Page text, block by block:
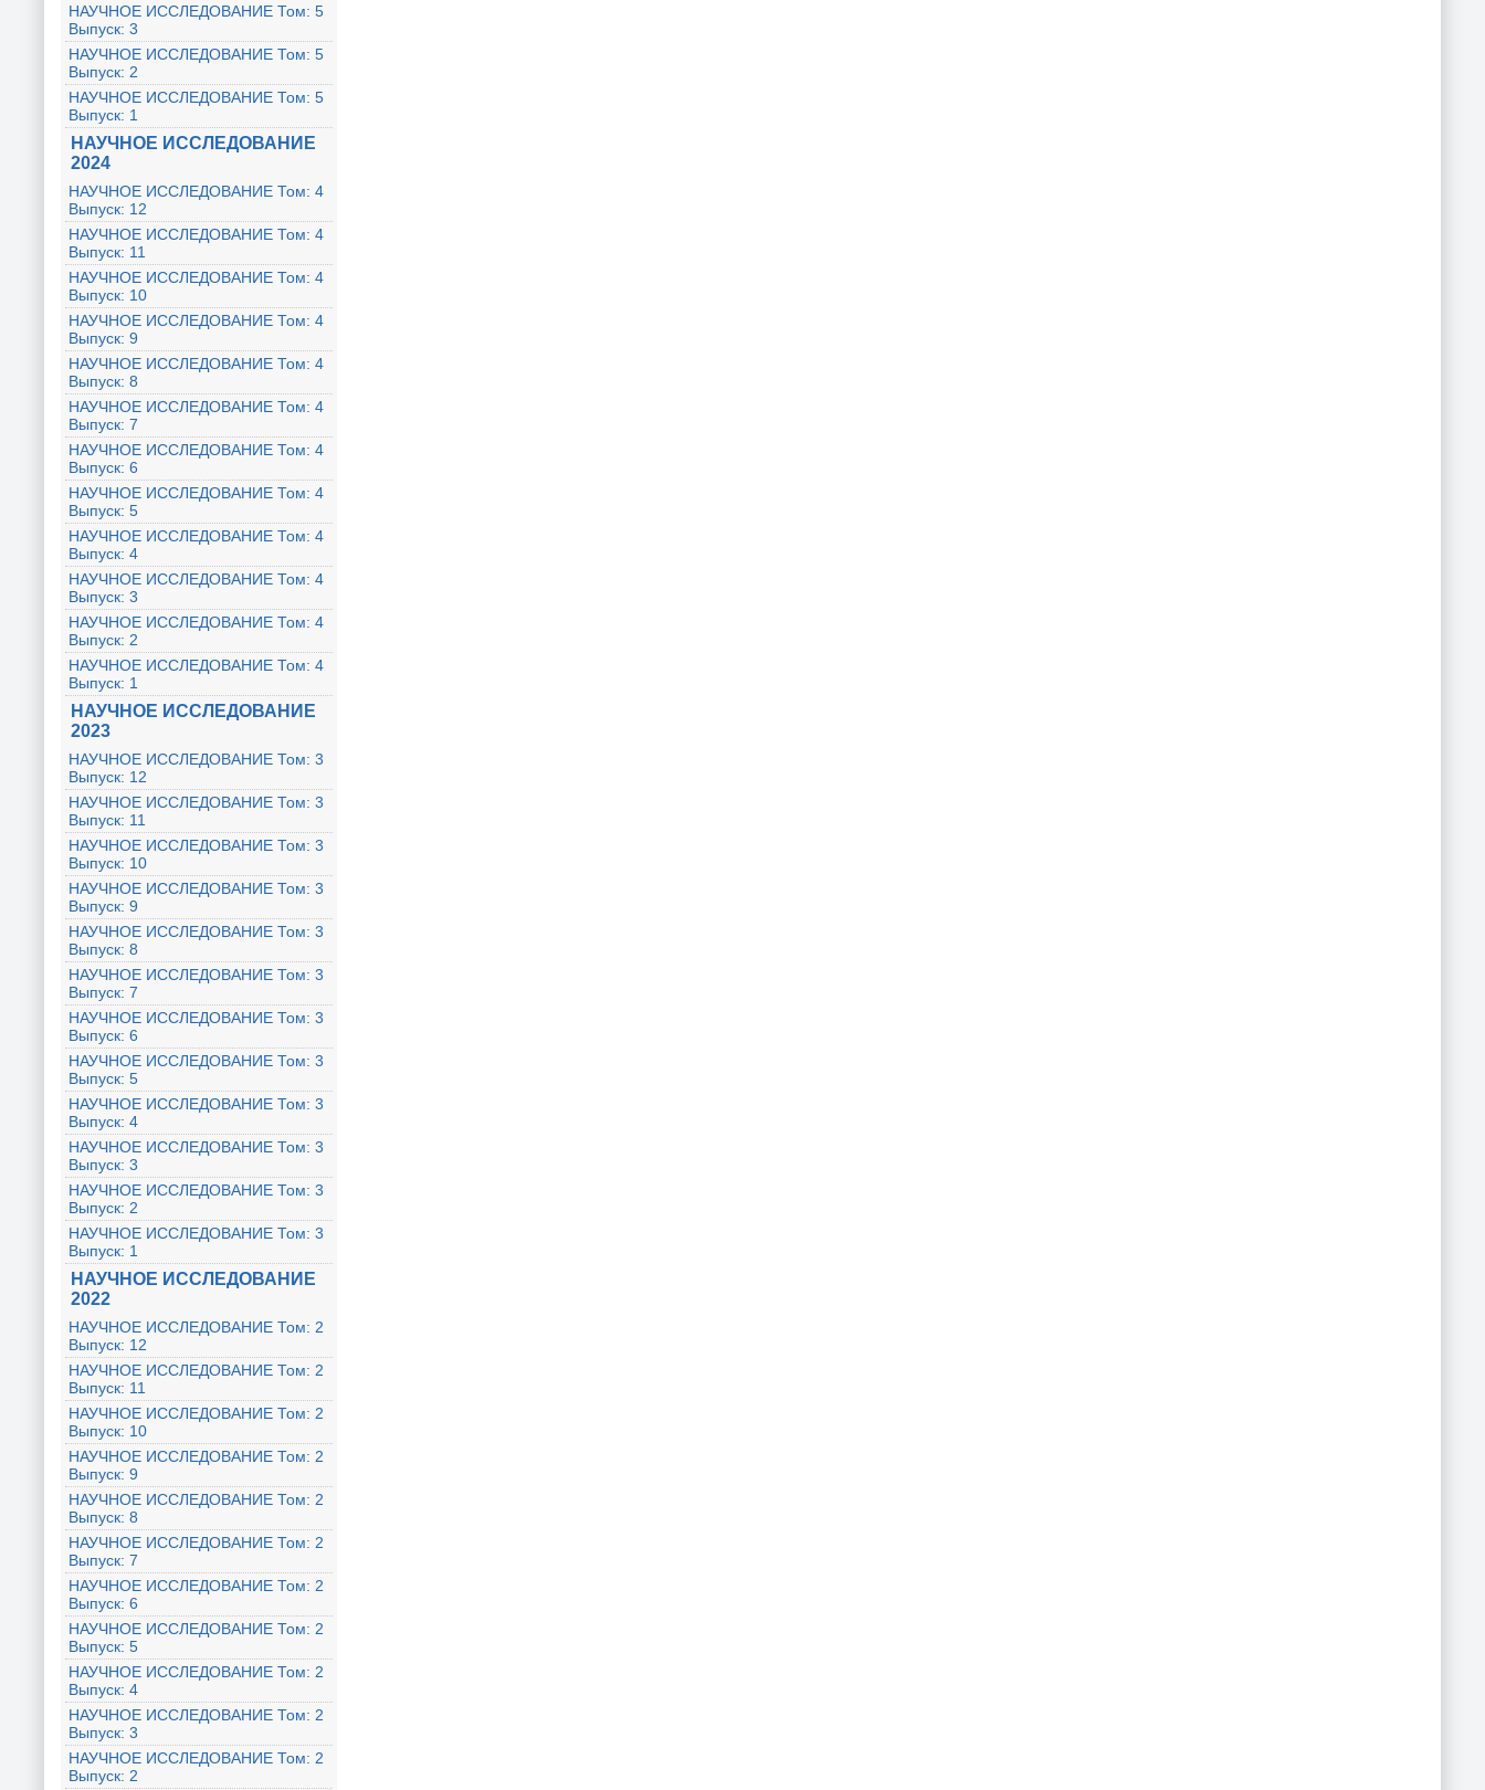
НАУЧНОЕ ИССЛЕДОВАНИЕ Том: 5
Выпуск: 3
НАУЧНОЕ ИССЛЕДОВАНИЕ Том: 5
Выпуск: 2
НАУЧНОЕ ИССЛЕДОВАНИЕ Том: 5
Выпуск: 1
НАУЧНОЕ ИССЛЕДОВАНИЕ
2024
НАУЧНОЕ ИССЛЕДОВАНИЕ Том: 4
Выпуск: 12
НАУЧНОЕ ИССЛЕДОВАНИЕ Том: 4
Выпуск: 11
НАУЧНОЕ ИССЛЕДОВАНИЕ Том: 4
Выпуск: 10
НАУЧНОЕ ИССЛЕДОВАНИЕ Том: 4
Выпуск: 9
НАУЧНОЕ ИССЛЕДОВАНИЕ Том: 4
Выпуск: 8
НАУЧНОЕ ИССЛЕДОВАНИЕ Том: 4
Выпуск: 7
НАУЧНОЕ ИССЛЕДОВАНИЕ Том: 4
Выпуск: 6
НАУЧНОЕ ИССЛЕДОВАНИЕ Том: 4
Выпуск: 5
НАУЧНОЕ ИССЛЕДОВАНИЕ Том: 4
Выпуск: 4
НАУЧНОЕ ИССЛЕДОВАНИЕ Том: 4
Выпуск: 3
НАУЧНОЕ ИССЛЕДОВАНИЕ Том: 4
Выпуск: 2
НАУЧНОЕ ИССЛЕДОВАНИЕ Том: 4
Выпуск: 1
НАУЧНОЕ ИССЛЕДОВАНИЕ
2023
НАУЧНОЕ ИССЛЕДОВАНИЕ Том: 3
Выпуск: 12
НАУЧНОЕ ИССЛЕДОВАНИЕ Том: 3
Выпуск: 11
НАУЧНОЕ ИССЛЕДОВАНИЕ Том: 3
Выпуск: 10
НАУЧНОЕ ИССЛЕДОВАНИЕ Том: 3
Выпуск: 9
НАУЧНОЕ ИССЛЕДОВАНИЕ Том: 3
Выпуск: 8
НАУЧНОЕ ИССЛЕДОВАНИЕ Том: 3
Выпуск: 7
НАУЧНОЕ ИССЛЕДОВАНИЕ Том: 3
Выпуск: 6
НАУЧНОЕ ИССЛЕДОВАНИЕ Том: 3
Выпуск: 5
НАУЧНОЕ ИССЛЕДОВАНИЕ Том: 3
Выпуск: 4
НАУЧНОЕ ИССЛЕДОВАНИЕ Том: 3
Выпуск: 3
НАУЧНОЕ ИССЛЕДОВАНИЕ Том: 3
Выпуск: 2
НАУЧНОЕ ИССЛЕДОВАНИЕ Том: 3
Выпуск: 1
НАУЧНОЕ ИССЛЕДОВАНИЕ
2022
НАУЧНОЕ ИССЛЕДОВАНИЕ Том: 2
Выпуск: 12
НАУЧНОЕ ИССЛЕДОВАНИЕ Том: 2
Выпуск: 11
НАУЧНОЕ ИССЛЕДОВАНИЕ Том: 2
Выпуск: 10
НАУЧНОЕ ИССЛЕДОВАНИЕ Том: 2
Выпуск: 9
НАУЧНОЕ ИССЛЕДОВАНИЕ Том: 2
Выпуск: 8
НАУЧНОЕ ИССЛЕДОВАНИЕ Том: 2
Выпуск: 7
НАУЧНОЕ ИССЛЕДОВАНИЕ Том: 2
Выпуск: 6
НАУЧНОЕ ИССЛЕДОВАНИЕ Том: 2
Выпуск: 5
НАУЧНОЕ ИССЛЕДОВАНИЕ Том: 2
Выпуск: 4
НАУЧНОЕ ИССЛЕДОВАНИЕ Том: 2
Выпуск: 3
НАУЧНОЕ ИССЛЕДОВАНИЕ Том: 2
Выпуск: 2